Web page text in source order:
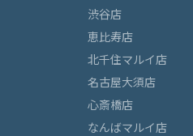
渋谷店
恵比寿店
北千住マルイ店
名古屋大須店
心斎橋店
なんばマルイ店